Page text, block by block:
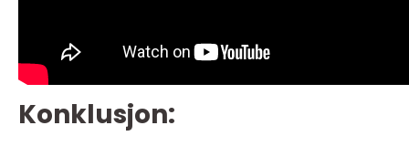
Konklusjon: